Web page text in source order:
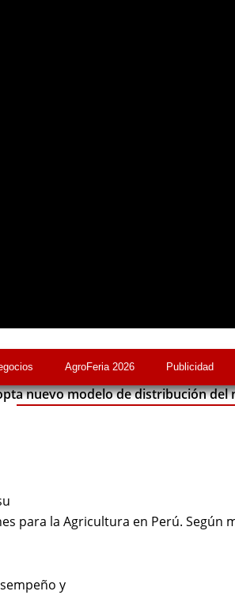
AgroFeria 2026 Publicidad
nuevo modelo de distribución
para la Agricultura en Perú.
y